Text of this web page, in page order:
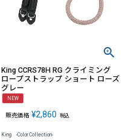
King CCRS78H RG クライミング
ロープストラップ ショート ローズ
グレー
NEW
販売価格 ¥2,860 税込
King -Color Collection-